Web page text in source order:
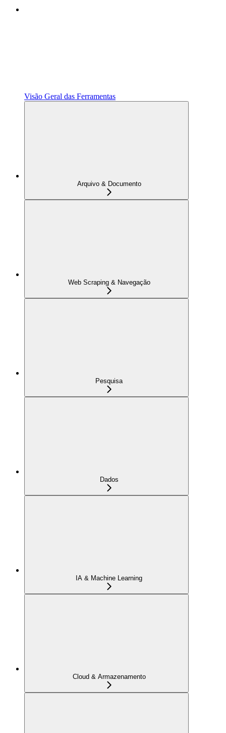
Visão Geral das Ferramentas
Arquivo & Documento
Web Scraping & Navegação
Pesquisa
Dados
IA & Machine Learning
Cloud & Armazenamento